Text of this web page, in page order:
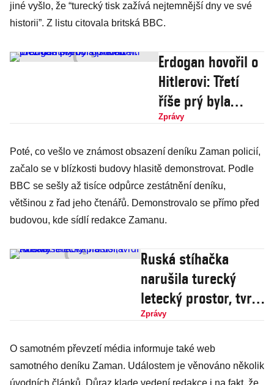
jiné vyšlo, že “turecký tisk zažívá nejtemnější dny ve své
historii”. Z listu citovala britská BBC.
Erdogan hovořil o
Hitlerovi: Třetí
říše prý byla
příkladem
systému
Zprávy
Poté, co vešlo ve známost obsazení deníku Zaman policií,
začalo se v blízkosti budovy hlasitě demonstrovat. Podle
BBC se sešly až tisíce odpůrce zestátnění deníku,
většinou z řad jeho čtenářů. Demonstrovalo se přímo před
budovou, kde sídlí redakce Zamanu.
Ruská stíhačka
narušila turecký
letecký prostor, tvrdí
Ankara
Zprávy
O samotném převzetí média informuje také web
samotného deníku Zaman. Událostem je věnováno několik
úvodních článků. Důraz klade vedení redakce i na fakt, že